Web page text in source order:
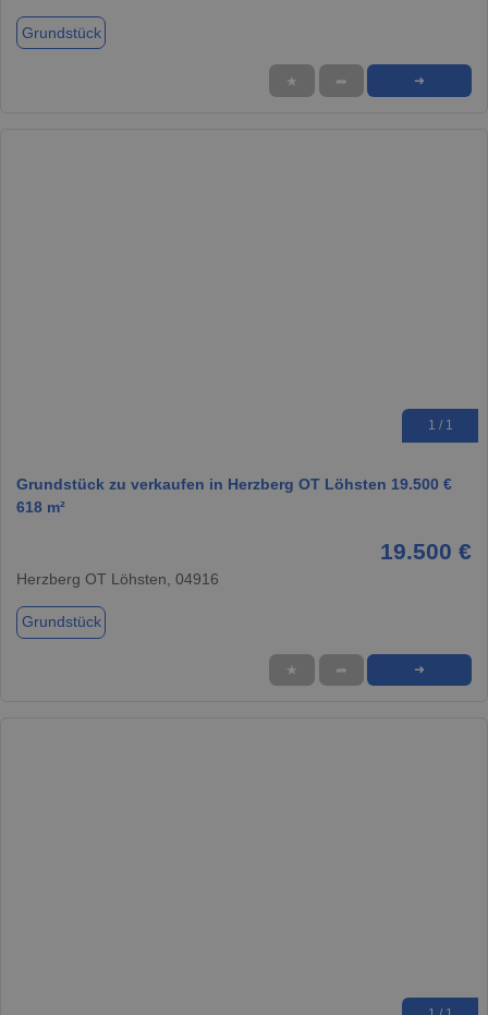
Grundstück
★ ➦ ➜
1 / 1
Grundstück zu verkaufen in Herzberg OT Löhsten 19.500 €
618 m²
19.500 €
Herzberg OT Löhsten, 04916
Grundstück
★ ➦ ➜